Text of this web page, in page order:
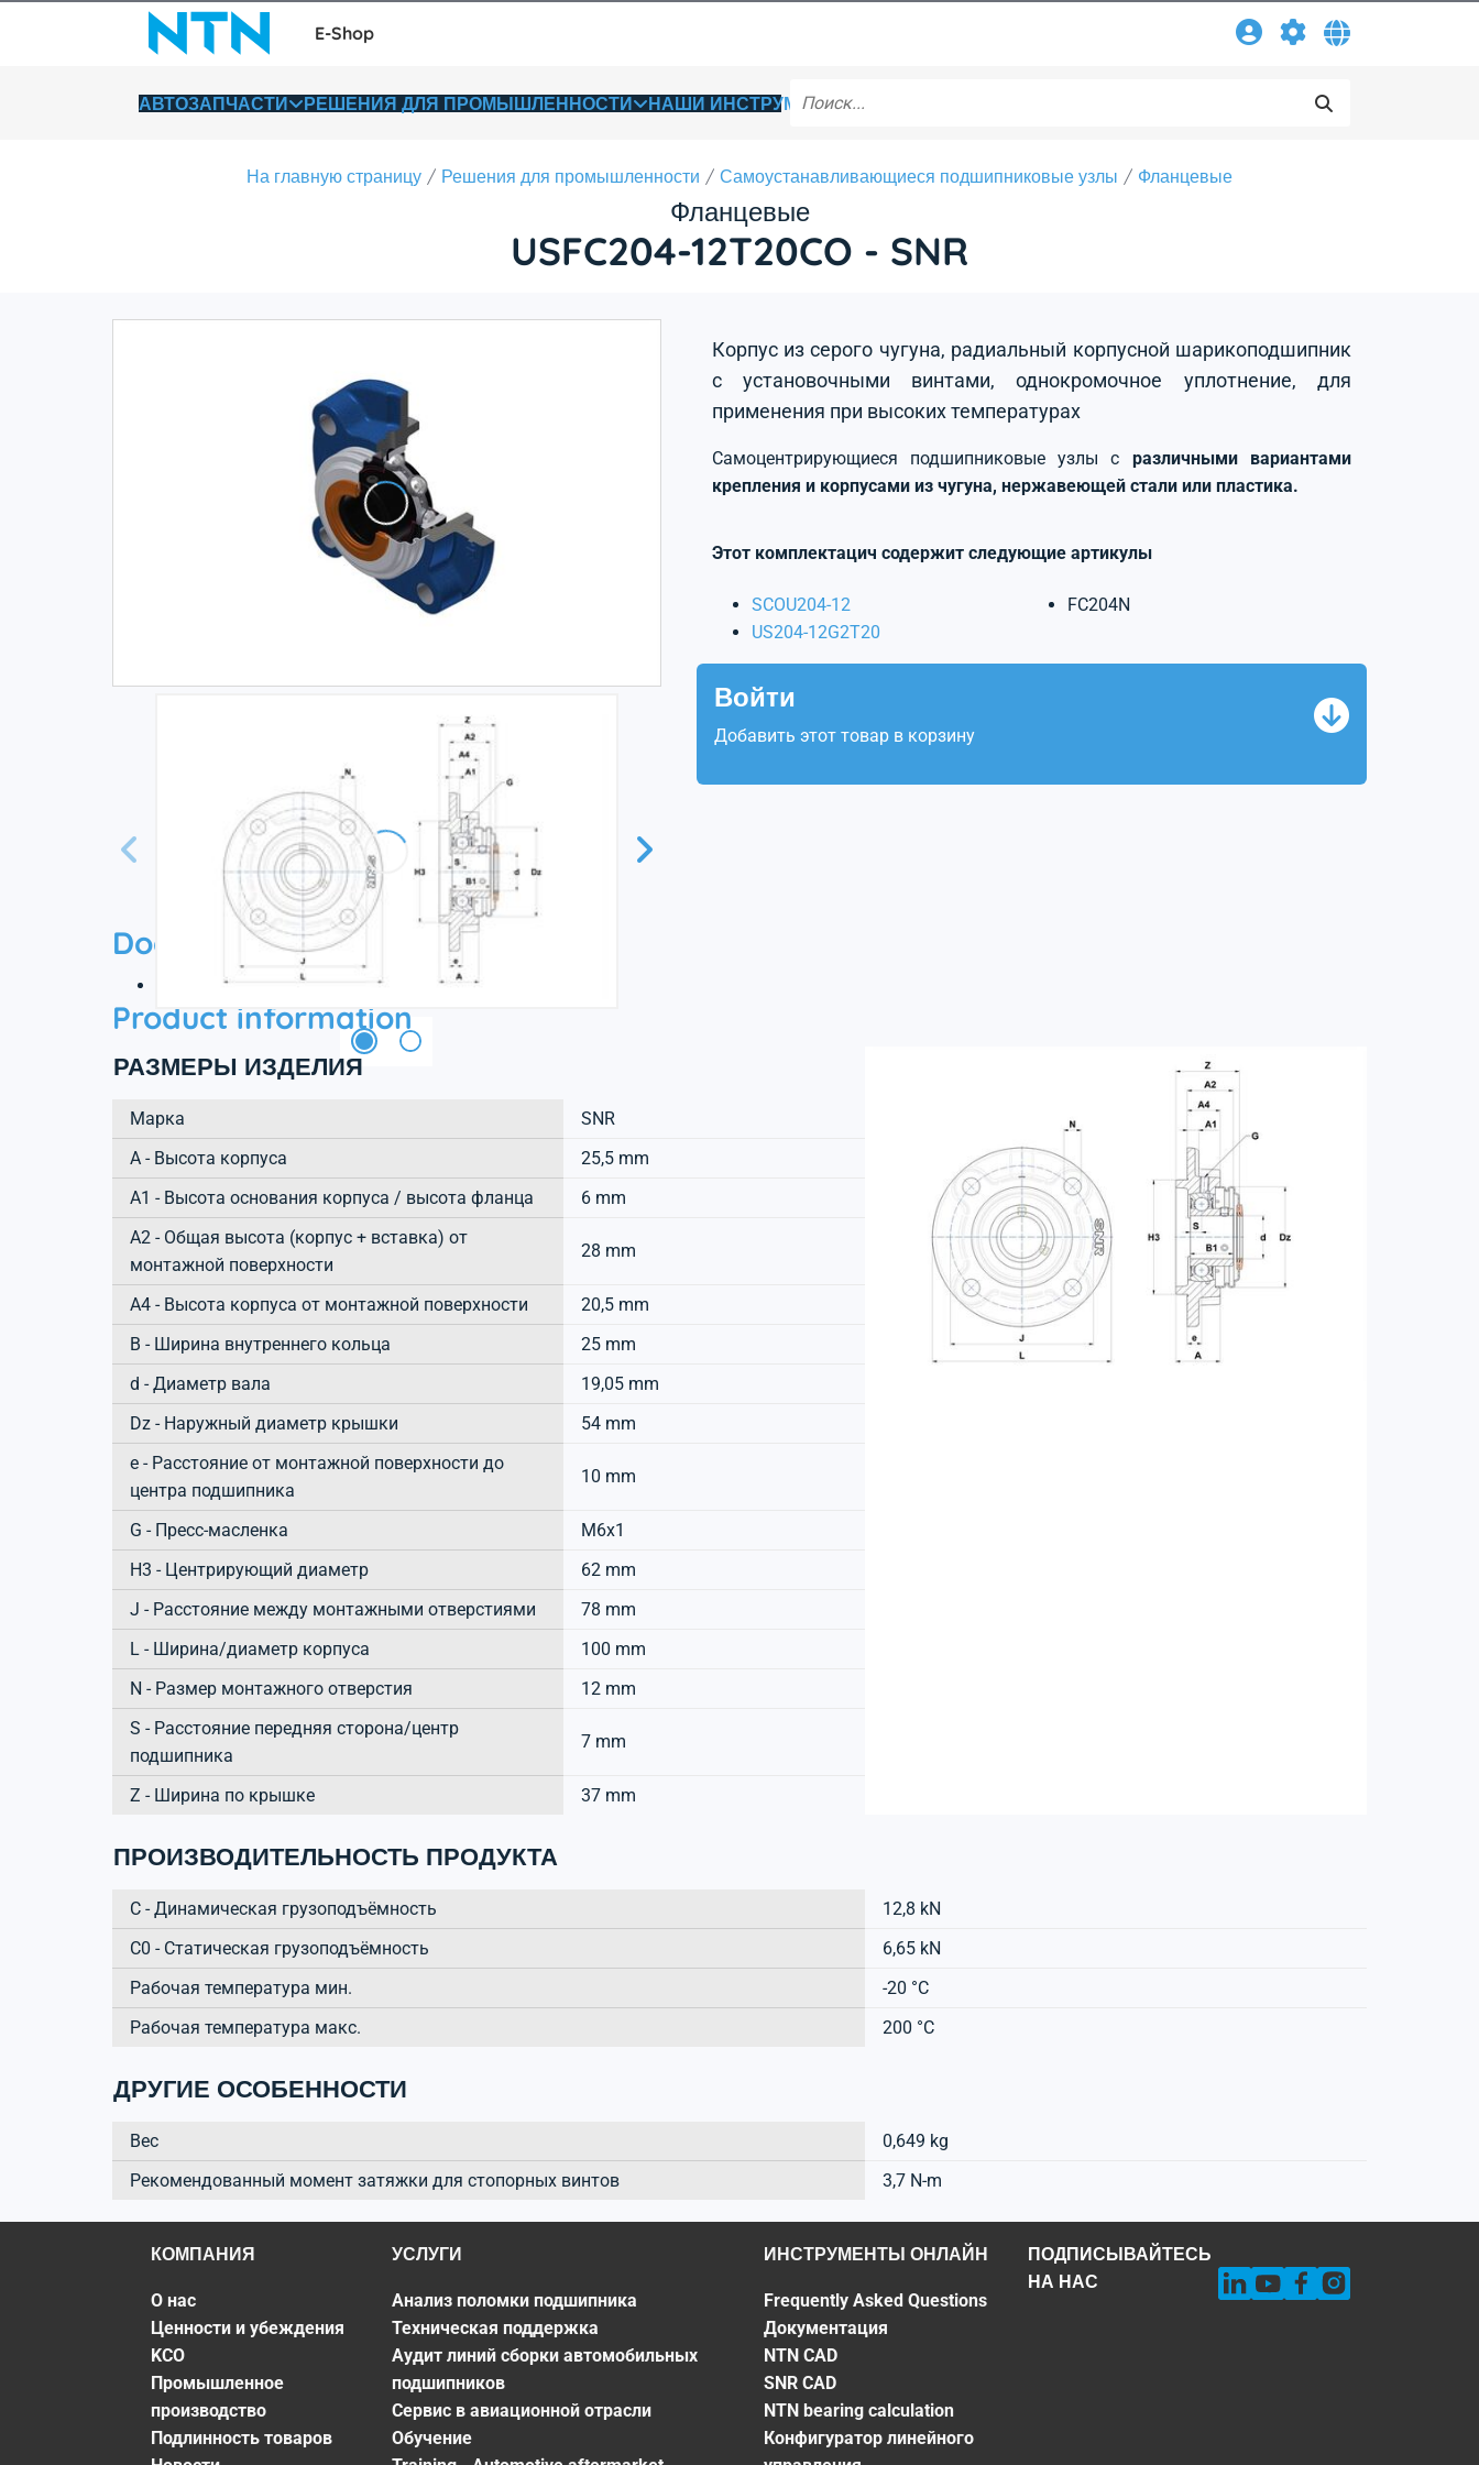
E-Shop
АВТОЗАПЧАСТИ РЕШЕНИЯ ДЛЯ ПРОМЫШЛЕННОСТИ НАШИ ИНСТРУМЕНТЫ
На главную страницу Решения для промышленности Самоустанавливающиеся подшипниковые узлы Фланцевые
Фланцевые
USFC204-12T20CO - SNR
Корпус из серого чугуна, радиальный корпусной шарикоподшипник
с установочными винтами, однокромочное уплотнение, для
применения при высоких температурах
Самоцентрирующиеся подшипниковые узлы с различными вариантами
крепления и корпусами из чугуна, нержавеющей стали или пластика.
Этот комплектацич содержит следующие артикулы
SCOU204-12
US204-12G2T20
FC204N
Войти
Добавить этот товар в корзину
Documentation
Технический паспорт
Product information
РАЗМЕРЫ ИЗДЕЛИЯ
Марка
SNR
А - Высота корпуса
25,5 mm
A1 - Высота основания корпуса / высота фланца
6 mm
A2 - Общая высота (корпус + вставка) от
монтажной поверхности
28 mm
A4 - Высота корпуса от монтажной поверхности
20,5 mm
B - Ширина внутреннего кольца
25 mm
d - Диаметр вала
19,05 mm
Dz - Наружный диаметр крышки
54 mm
e - Расстояние от монтажной поверхности до
центра подшипника
10 mm
G - Пресс-масленка
M6x1
H3 - Центрирующий диаметр
62 mm
J - Расстояние между монтажными отверстиями
78 mm
L - Ширина/диаметр корпуса
100 mm
N - Размер монтажного отверстия
12 mm
S - Расстояние передняя сторона/центр
подшипника
7 mm
Z - Ширина по крышке 37 mm
ПРОИЗВОДИТЕЛЬНОСТЬ ПРОДУКТА
C - Динамическая грузоподъёмность
12,8 kN
C0 - Статическая грузоподъёмность
6,65 kN
Рабочая температура мин.
-20 °C
Рабочая температура макс.
200 °C
ДРУГИЕ ОСОБЕННОСТИ
Вес
0,649 kg
Рекомендованный момент затяжки для стопорных винтов
3,7 N-m
КОМПАНИЯ
О нас
Ценности и убеждения
KCO
Промышленное
производство
Подлинность товаров
УСЛУГИ
Анализ поломки подшипника
Техническая поддержка
Аудит линий сборки автомобильных
подшипников
Сервис в авиационной отрасли
Обучение
ИНСТРУМЕНТЫ ОНЛАЙН
Frequently Asked Questions
Документация
NTN CAD
SNR CAD
NTN bearing calculation
Конфигуратор линейного
ПОДПИСЫВАЙТЕСЬ
НА НАС